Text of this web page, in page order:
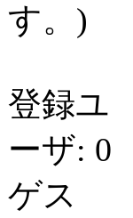
す。)
登録ユ
ーザ: 0
ゲス